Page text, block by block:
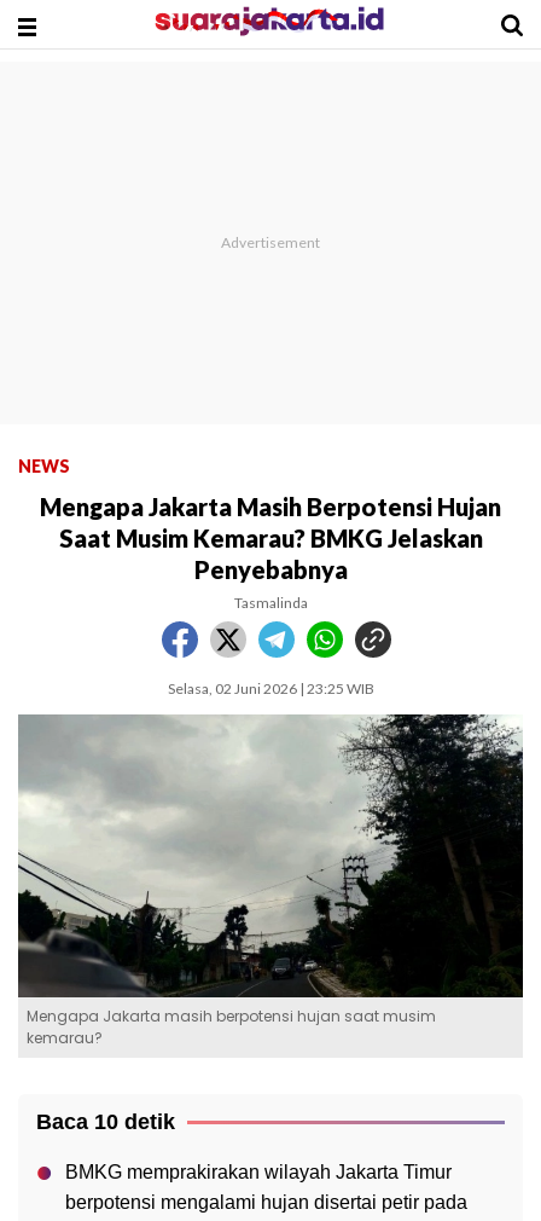
NEWS
Mengapa Jakarta Masih Berpotensi Hujan
Saat Musim Kemarau? BMKG Jelaskan
Penyebabnya
Tasmalinda
Selasa, 02 Juni 2026 | 23:25 WIB
Mengapa Jakarta masih berpotensi hujan saat musim
kemarau?
Baca 10 detik
BMKG memprakirakan wilayah Jakarta Timur
berpotensi mengalami hujan disertai petir pada